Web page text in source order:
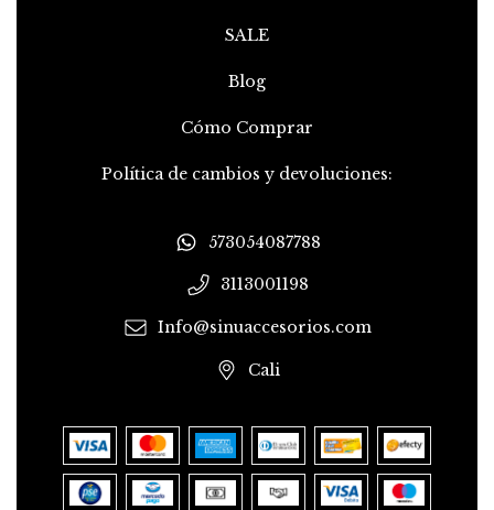
SALE
Blog
Cómo Comprar
Política de cambios y devoluciones:
573054087788
3113001198
Info@sinuaccesorios.com
Cali